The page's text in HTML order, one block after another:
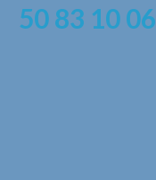
50 83 10 06